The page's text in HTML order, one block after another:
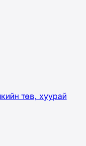
төв, хуурай